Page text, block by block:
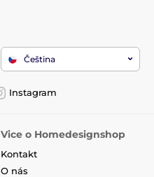
Čeština
Instagram
Vice o Homedesignshop
Kontakt
O nás